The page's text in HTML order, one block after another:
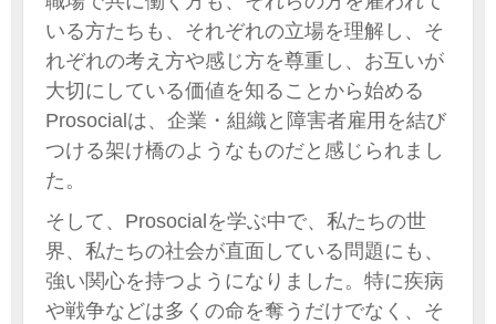
いる方たちも、それぞれの立場を理解し、そ
れぞれの考え方や感じ方を尊重し、お互いが
大切にしている価値を知ることから始める
Prosocialは、企業・組織と障害者雇用を結び
つける架け橋のようなものだと感じられまし
た。
そして、Prosocialを学ぶ中で、私たちの世
界、私たちの社会が直面している問題にも、
強い関心を持つようになりました。特に疾病
や戦争などは多くの命を奪うだけでなく、そ